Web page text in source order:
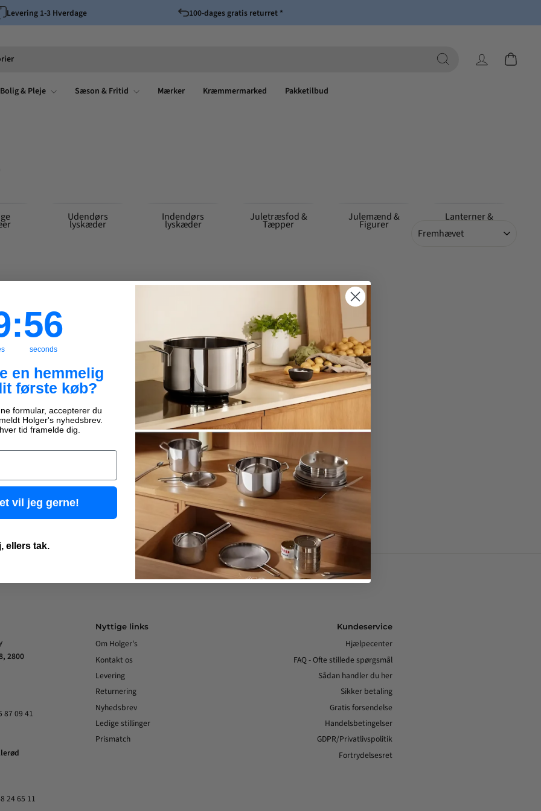
Pause
Levering 1-3 Hverdage 100-dages gratis returret *
Log ind
Bolig & Pleje Sæson & Fritid Mærker Kræmmermarked Pakketilbud
Udendørs
lyskæder
Indendørs
lyskæder
Juletræsfod &
Tæpper
Julemænd &
Figurer
Lanterner &
Udendørslamper
2800
87 09 41
24 65 11
Nyttige links
Om Holger's
Kontakt os
Levering
Returnering
Nyhedsbrev
Ledige stillinger
Prismatch
Kundeservice
Hjælpecenter
FAQ - Ofte stillede spørgsmål
Sådan handler du her
Sikker betaling
Gratis forsendelse
Handelsbetingelser
GDPR/Privatlivspolitik
Fortrydelsesret
Countdown ends in:
: 56
56
seconds
en hemmelig
første køb?
formular, accepterer du
Holger's nyhedsbrev.
tid framelde dig.
vil jeg gerne!
ellers tak.